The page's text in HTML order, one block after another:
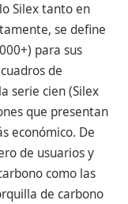
Silex tanto en
se define
para sus
de
serie cien (Silex
que presentan
económico. De
de usuarios y
como las
de carbono